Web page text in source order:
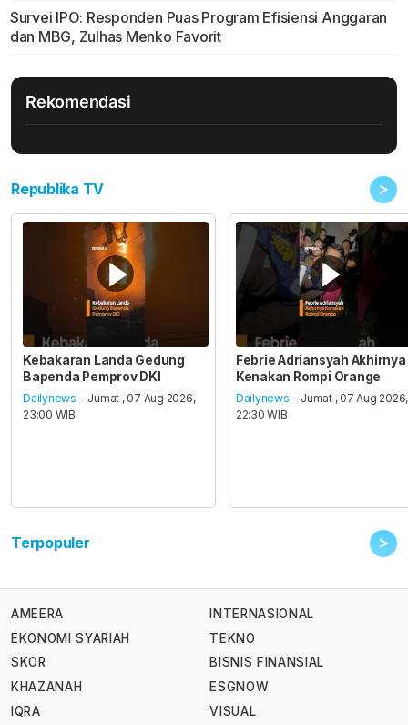
Survei IPO: Responden Puas Program Efisiensi Anggaran
dan MBG, Zulhas Menko Favorit
Rekomendasi
Republika TV >
Kebakaran Landa Gedung
Bapenda Pemprov DKI
Dailynews - Jumat , 07 Aug 2026,
23:00 WIB
Febrie Adriansyah Akhirnya
Kenakan Rompi Orange
Dailynews - Jumat , 07 Aug 2026,
22:30 WIB
Terpopuler >
AMEERA
EKONOMI SYARIAH
SKOR
KHAZANAH
IQRA
INTERNASIONAL
TEKNO
BISNIS FINANSIAL
ESGNOW
VISUAL